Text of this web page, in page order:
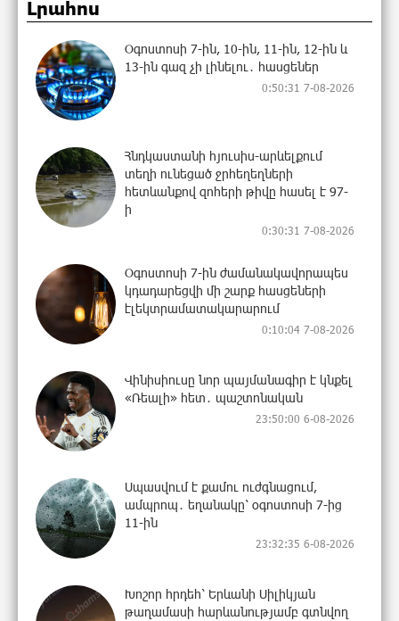
Լրահոս
Օգոստոսի 7-ին, 10-ին, 11-ին, 12-ին և
13-ին գազ չի լինելու․ հասցեներ
0:50:31 7-08-2026
Հնդկաստանի հյուսիս-արևելքում
տեղի ունեցած ջրհեղեղների
հետևանքով զոհերի թիվը հասել է 97-
ի
0:30:31 7-08-2026
Օգոստոսի 7-ին ժամանակավորապես
կդադարեցվի մի շարք հասցեների
էլեկտրամատակարարում
0:10:04 7-08-2026
Վինիսիուսը նոր պայմանագիր է կնքել
«Ռեալի» հետ․ պաշտոնական
23:50:00 6-08-2026
Սպասվում է քամու ուժգնացում,
ամպրոպ․ եղանակը՝ օգոստոսի 7-ից
11-ին
23:32:35 6-08-2026
Խոշոր հրդեհ՝ Երևանի Սիլիկյան
թաղամասի հարևանությամբ գտնվող